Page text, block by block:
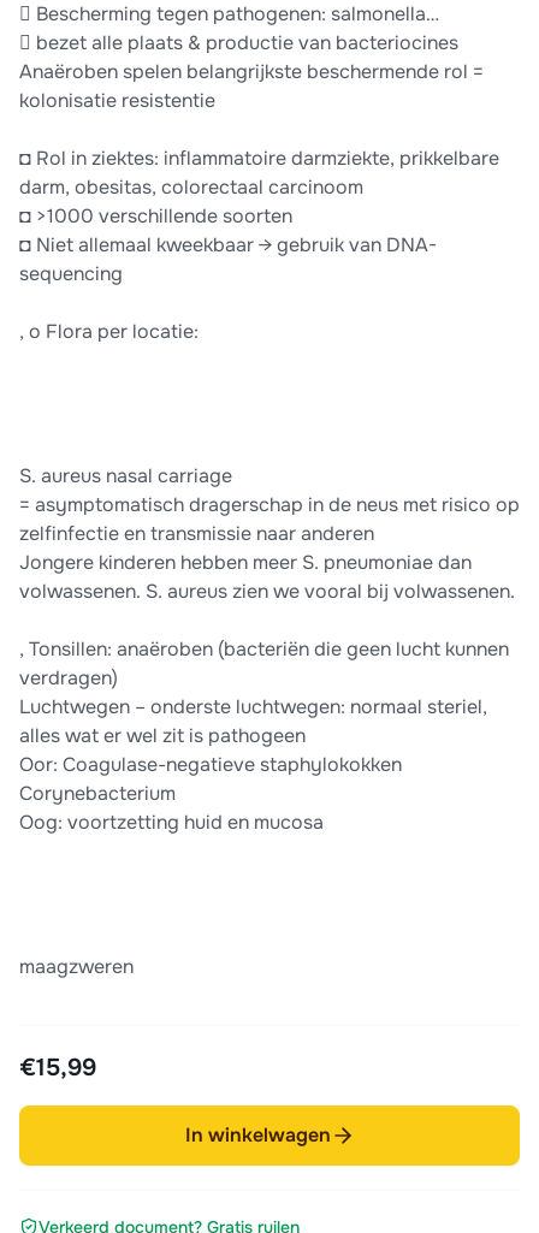
 Bescherming tegen pathogenen: salmonella…
 bezet alle plaats & productie van bacteriocines
Anaëroben spelen belangrijkste beschermende rol =
kolonisatie resistentie
◘ Rol in ziektes: inflammatoire darmziekte, prikkelbare
darm, obesitas, colorectaal carcinoom
◘ >1000 verschillende soorten
◘ Niet allemaal kweekbaar → gebruik van DNA-
sequencing
, o Flora per locatie:
S. aureus nasal carriage
= asymptomatisch dragerschap in de neus met risico op
zelfinfectie en transmissie naar anderen
Jongere kinderen hebben meer S. pneumoniae dan
volwassenen. S. aureus zien we vooral bij volwassenen.
, Tonsillen: anaëroben (bacteriën die geen lucht kunnen
verdragen)
Luchtwegen – onderste luchtwegen: normaal steriel,
alles wat er wel zit is pathogeen
Oor: Coagulase-negatieve staphylokokken
Corynebacterium
Oog: voortzetting huid en mucosa
maagzweren
€15,99
In winkelwagen
Verkeerd document? Gratis ruilen